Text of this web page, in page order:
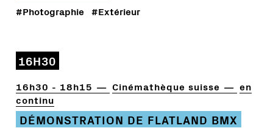
#Photographie #Extérieur
16H30
16h30 - 18h15 Cinémathèque suisse
en
continu
DÉMONSTRATION DE FLATLAND BMX